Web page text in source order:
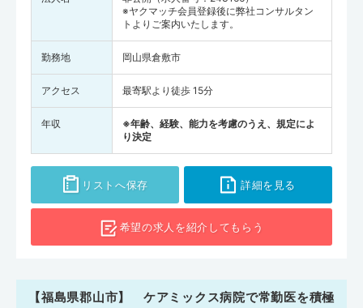
※ヤクマッチ会員登録後に弊社コンサルタン
トよりご案内いたします。
勤務地 岡山県倉敷市
アクセス 最寄駅より徒歩 15分
年収
※年齢、経験、能力を考慮のうえ、規定によ
り決定
リストへ保存 詳細を見る
希望の求人を紹介してもらう
【福島県郡山市】 ケアミックス病院で常勤医を積極